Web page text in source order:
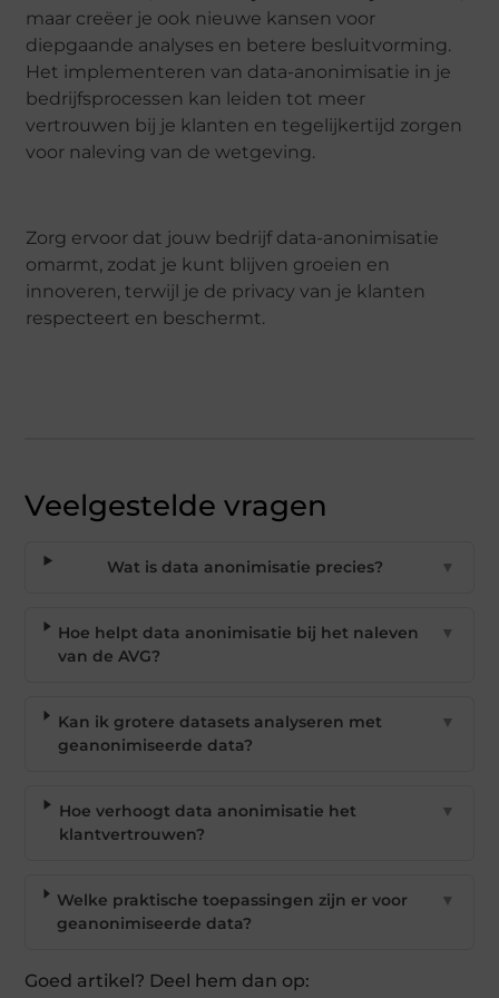
maar creëer je ook nieuwe kansen voor
diepgaande analyses en betere besluitvorming.
Het implementeren van data-anonimisatie in je
bedrijfsprocessen kan leiden tot meer
vertrouwen bij je klanten en tegelijkertijd zorgen
voor naleving van de wetgeving.
Zorg ervoor dat jouw bedrijf data-anonimisatie
omarmt, zodat je kunt blijven groeien en
innoveren, terwijl je de privacy van je klanten
respecteert en beschermt.
Veelgestelde vragen
Wat is data anonimisatie precies? ▼
Hoe helpt data anonimisatie bij het naleven
van de AVG?
▼
Kan ik grotere datasets analyseren met
geanonimiseerde data?
▼
Hoe verhoogt data anonimisatie het
klantvertrouwen?
▼
Welke praktische toepassingen zijn er voor
geanonimiseerde data?
▼
Goed artikel? Deel hem dan op: